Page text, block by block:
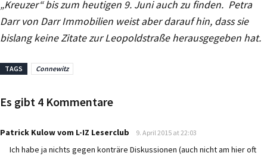
„Kreuzer“ bis zum heutigen 9. Juni auch zu finden. Petra
Darr von Darr Immobilien weist aber darauf hin, dass sie
bislang keine Zitate zur Leopoldstraße herausgegeben hat.
TAGS Connewitz
Es gibt 4 Kommentare
Patrick Kulow vom L-IZ Leserclub says:
9. April 2015 at 22:03
Ich habe ja nichts gegen konträre Diskussionen (auch nicht am hier oft